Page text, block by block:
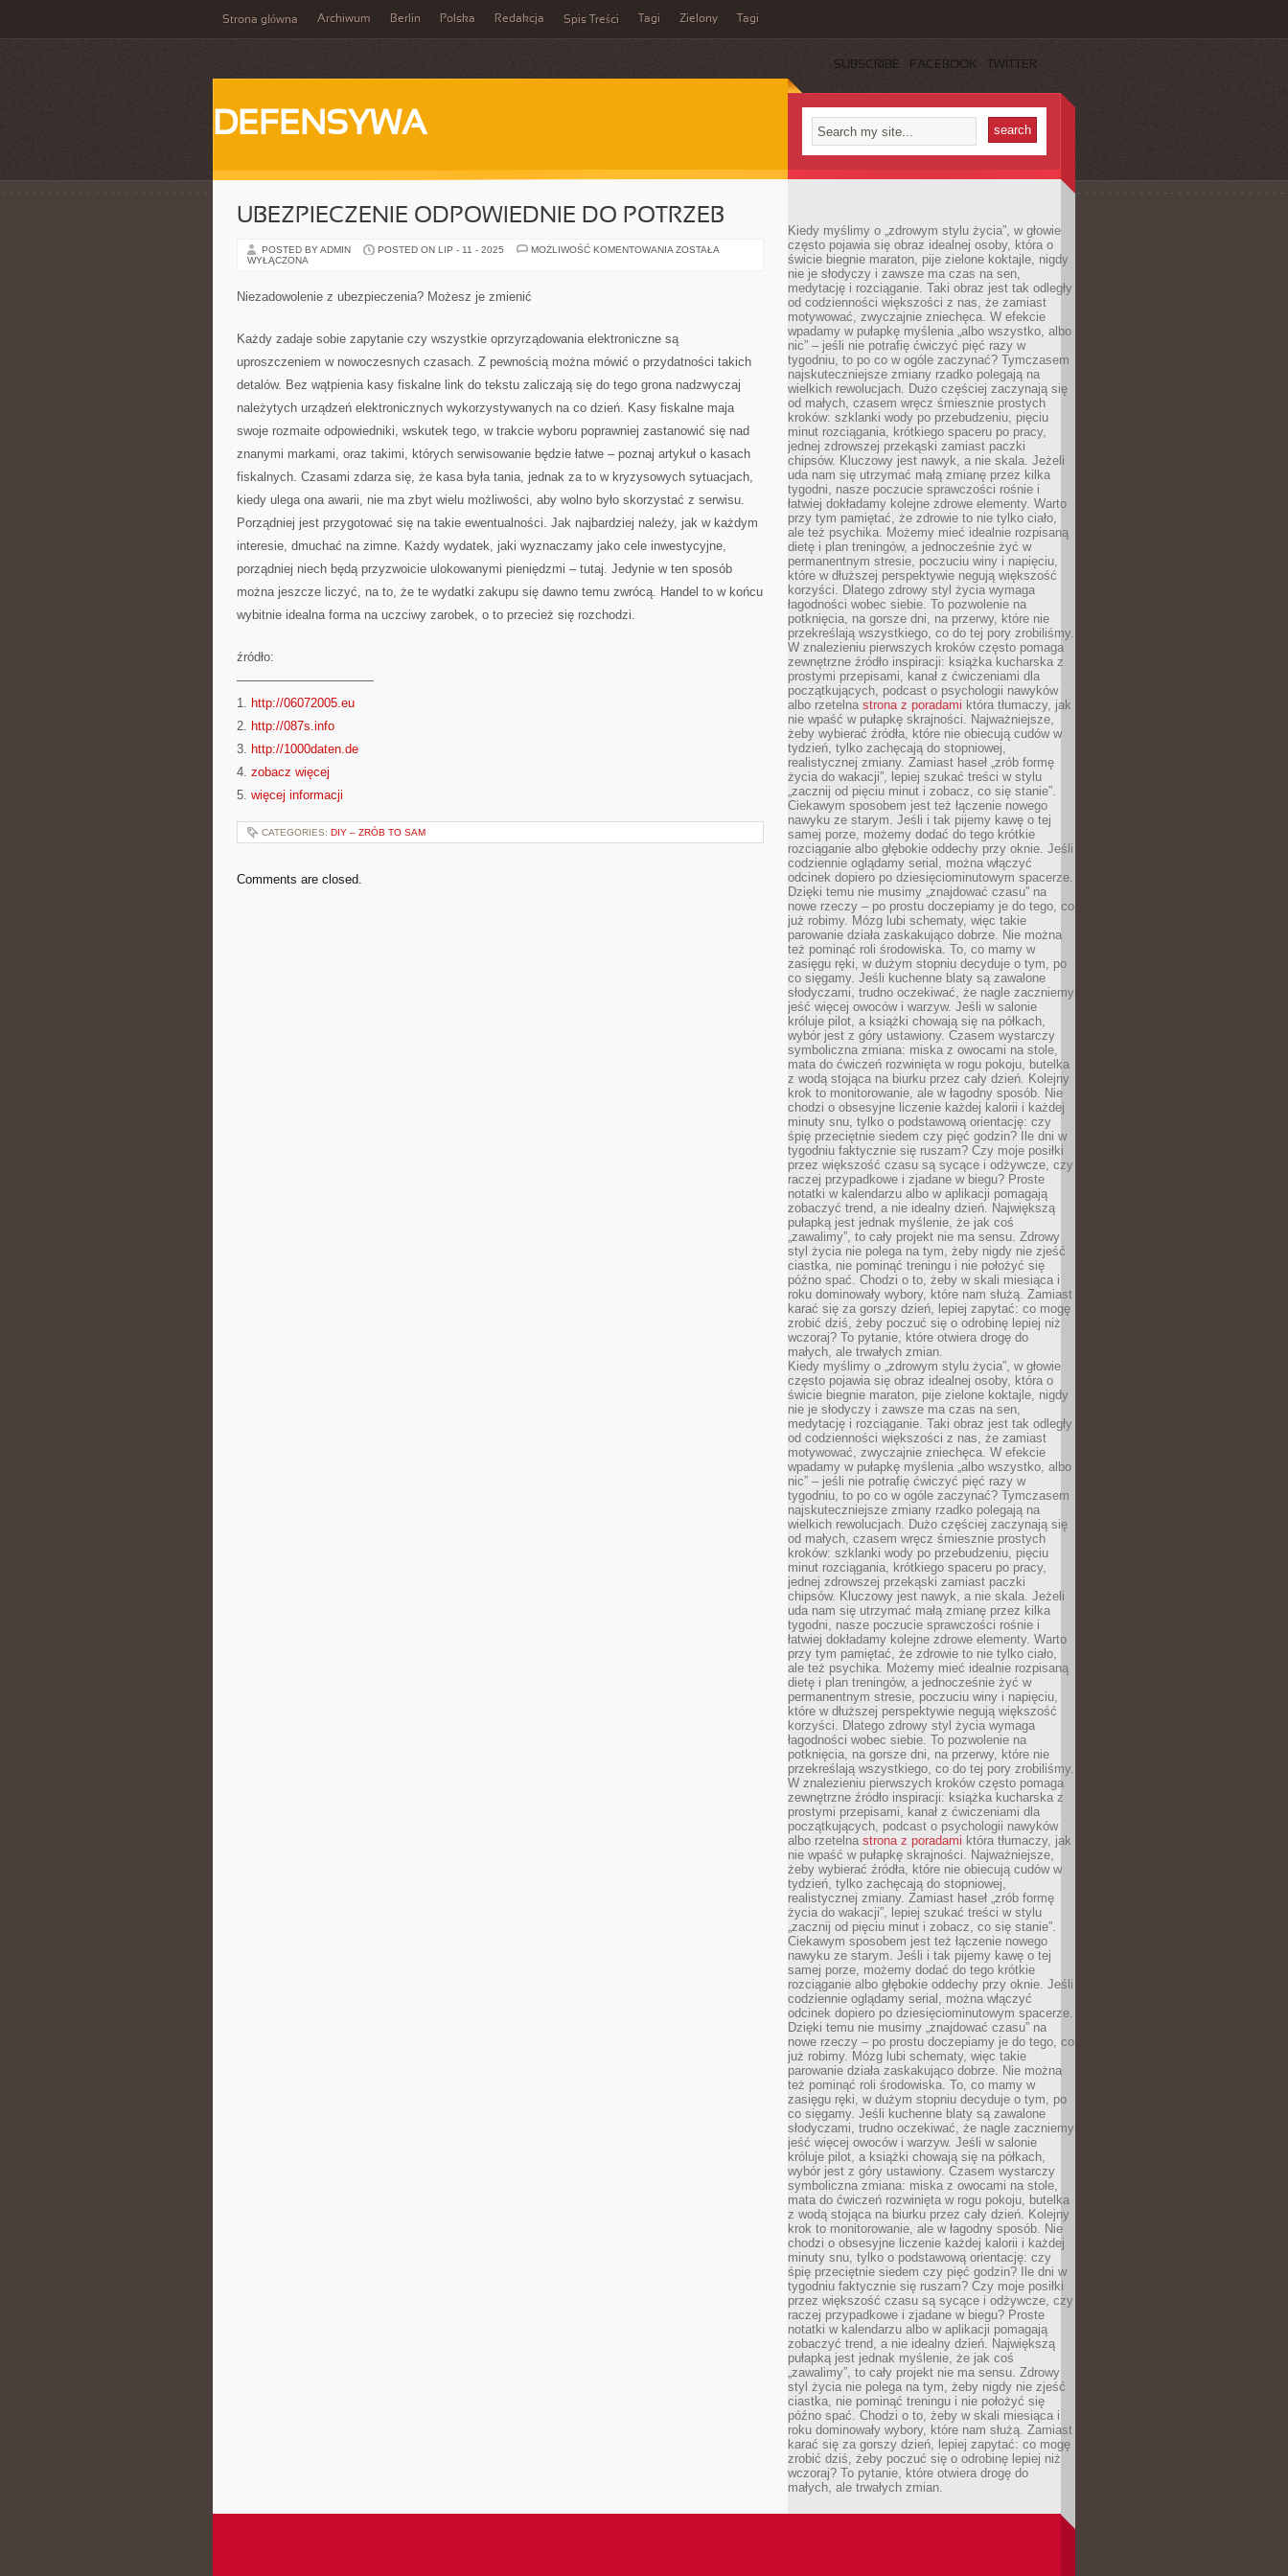
Strona główna Archiwum Berlin Polska Redakcja Spis Treści Tagi Zielony Tagi
SUBSCRIBE FACEBOOK TWITTER
DEFENSYWA
UBEZPIECZENIE ODPOWIEDNIE DO POTRZEB
POSTED BY ADMIN POSTED ON LIP - 11 - 2025 MOŻLIWOŚĆ KOMENTOWANIA UBEZPIECZENIE
ZOSTAŁA
WYŁĄCZONA
Niezadowolenie z ubezpieczenia? Możesz je zmienić
Każdy zadaje sobie zapytanie czy wszystkie oprzyrządowania elektroniczne są
uproszczeniem w nowoczesnych czasach. Z pewnością można mówić o przydatności takich
detalów. Bez wątpienia kasy fiskalne link do tekstu zaliczają się do tego grona nadzwyczaj
należytych urządzeń elektronicznych wykorzystywanych na co dzień. Kasy fiskalne maja
swoje rozmaite odpowiedniki, wskutek tego, w trakcie wyboru poprawniej zastanowić się nad
znanymi markami, oraz takimi, których serwisowanie będzie łatwe – poznaj artykuł o kasach
fiskalnych. Czasami zdarza się, że kasa była tania, jednak za to w kryzysowych sytuacjach,
kiedy ulega ona awarii, nie ma zbyt wielu możliwości, aby wolno było skorzystać z serwisu.
Porządniej jest przygotować się na takie ewentualności. Jak najbardziej należy, jak w każdym
interesie, dmuchać na zimne. Każdy wydatek, jaki wyznaczamy jako cele inwestycyjne,
porządniej niech będą przyzwoicie ulokowanymi pieniędzmi – tutaj. Jedynie w ten sposób
można jeszcze liczyć, na to, że te wydatki zakupu się dawno temu zwrócą. Handel to w końcu
wybitnie idealna forma na uczciwy zarobek, o to przecież się rozchodzi.
źródło:
———————————
1. http://06072005.eu
2. http://087s.info
3. http://1000daten.de
4. zobacz więcej
5. więcej informacji
CATEGORIES: DIY – ZRÓB TO SAM
Comments are closed.
Kiedy myślimy o „zdrowym stylu życia”, w głowie
często pojawia się obraz idealnej osoby, która o
świcie biegnie maraton, pije zielone koktajle, nigdy
nie je słodyczy i zawsze ma czas na sen,
medytację i rozciąganie. Taki obraz jest tak odległy
od codzienności większości z nas, że zamiast
motywować, zwyczajnie zniechęca. W efekcie
wpadamy w pułapkę myślenia „albo wszystko, albo
nic” – jeśli nie potrafię ćwiczyć pięć razy w
tygodniu, to po co w ogóle zaczynać? Tymczasem
najskuteczniejsze zmiany rzadko polegają na
wielkich rewolucjach. Dużo częściej zaczynają się
od małych, czasem wręcz śmiesznie prostych
kroków: szklanki wody po przebudzeniu, pięciu
minut rozciągania, krótkiego spaceru po pracy,
jednej zdrowszej przekąski zamiast paczki
chipsów. Kluczowy jest nawyk, a nie skala. Jeżeli
uda nam się utrzymać małą zmianę przez kilka
tygodni, nasze poczucie sprawczości rośnie i
łatwiej dokładamy kolejne zdrowe elementy. Warto
przy tym pamiętać, że zdrowie to nie tylko ciało,
ale też psychika. Możemy mieć idealnie rozpisaną
dietę i plan treningów, a jednocześnie żyć w
permanentnym stresie, poczuciu winy i napięciu,
które w dłuższej perspektywie negują większość
korzyści. Dlatego zdrowy styl życia wymaga
łagodności wobec siebie. To pozwolenie na
potknięcia, na gorsze dni, na przerwy, które nie
przekreślają wszystkiego, co do tej pory zrobiliśmy.
W znalezieniu pierwszych kroków często pomaga
zewnętrzne źródło inspiracji: książka kucharska z
prostymi przepisami, kanał z ćwiczeniami dla
początkujących, podcast o psychologii nawyków
albo rzetelna strona z poradami która tłumaczy, jak
nie wpaść w pułapkę skrajności. Najważniejsze,
żeby wybierać źródła, które nie obiecują cudów w
tydzień, tylko zachęcają do stopniowej,
realistycznej zmiany. Zamiast haseł „zrób formę
życia do wakacji”, lepiej szukać treści w stylu
„zacznij od pięciu minut i zobacz, co się stanie”.
Ciekawym sposobem jest też łączenie nowego
nawyku ze starym. Jeśli i tak pijemy kawę o tej
samej porze, możemy dodać do tego krótkie
rozciąganie albo głębokie oddechy przy oknie. Jeśli
codziennie oglądamy serial, można włączyć
odcinek dopiero po dziesięciominutowym spacerze.
Dzięki temu nie musimy „znajdować czasu” na
nowe rzeczy – po prostu doczepiamy je do tego, co
już robimy. Mózg lubi schematy, więc takie
parowanie działa zaskakująco dobrze. Nie można
też pominąć roli środowiska. To, co mamy w
zasięgu ręki, w dużym stopniu decyduje o tym, po
co sięgamy. Jeśli kuchenne blaty są zawalone
słodyczami, trudno oczekiwać, że nagle zaczniemy
jeść więcej owoców i warzyw. Jeśli w salonie
króluje pilot, a książki chowają się na półkach,
wybór jest z góry ustawiony. Czasem wystarczy
symboliczna zmiana: miska z owocami na stole,
mata do ćwiczeń rozwinięta w rogu pokoju, butelka
z wodą stojąca na biurku przez cały dzień. Kolejny
krok to monitorowanie, ale w łagodny sposób. Nie
chodzi o obsesyjne liczenie każdej kalorii i każdej
minuty snu, tylko o podstawową orientację: czy
śpię przeciętnie siedem czy pięć godzin? Ile dni w
tygodniu faktycznie się ruszam? Czy moje posiłki
przez większość czasu są sycące i odżywcze, czy
raczej przypadkowe i zjadane w biegu? Proste
notatki w kalendarzu albo w aplikacji pomagają
zobaczyć trend, a nie idealny dzień. Największą
pułapką jest jednak myślenie, że jak coś
„zawalimy”, to cały projekt nie ma sensu. Zdrowy
styl życia nie polega na tym, żeby nigdy nie zjeść
ciastka, nie pominąć treningu i nie położyć się
późno spać. Chodzi o to, żeby w skali miesiąca i
roku dominowały wybory, które nam służą. Zamiast
karać się za gorszy dzień, lepiej zapytać: co mogę
zrobić dziś, żeby poczuć się o odrobinę lepiej niż
wczoraj? To pytanie, które otwiera drogę do
małych, ale trwałych zmian.
Kiedy myślimy o „zdrowym stylu życia”, w głowie
często pojawia się obraz idealnej osoby, która o
świcie biegnie maraton, pije zielone koktajle, nigdy
nie je słodyczy i zawsze ma czas na sen,
medytację i rozciąganie. Taki obraz jest tak odległy
od codzienności większości z nas, że zamiast
motywować, zwyczajnie zniechęca. W efekcie
wpadamy w pułapkę myślenia „albo wszystko, albo
nic” – jeśli nie potrafię ćwiczyć pięć razy w
tygodniu, to po co w ogóle zaczynać? Tymczasem
najskuteczniejsze zmiany rzadko polegają na
wielkich rewolucjach. Dużo częściej zaczynają się
od małych, czasem wręcz śmiesznie prostych
kroków: szklanki wody po przebudzeniu, pięciu
minut rozciągania, krótkiego spaceru po pracy,
jednej zdrowszej przekąski zamiast paczki
chipsów. Kluczowy jest nawyk, a nie skala. Jeżeli
uda nam się utrzymać małą zmianę przez kilka
tygodni, nasze poczucie sprawczości rośnie i
łatwiej dokładamy kolejne zdrowe elementy. Warto
przy tym pamiętać, że zdrowie to nie tylko ciało,
ale też psychika. Możemy mieć idealnie rozpisaną
dietę i plan treningów, a jednocześnie żyć w
permanentnym stresie, poczuciu winy i napięciu,
które w dłuższej perspektywie negują większość
korzyści. Dlatego zdrowy styl życia wymaga
łagodności wobec siebie. To pozwolenie na
potknięcia, na gorsze dni, na przerwy, które nie
przekreślają wszystkiego, co do tej pory zrobiliśmy.
W znalezieniu pierwszych kroków często pomaga
zewnętrzne źródło inspiracji: książka kucharska z
prostymi przepisami, kanał z ćwiczeniami dla
początkujących, podcast o psychologii nawyków
albo rzetelna strona z poradami która tłumaczy, jak
nie wpaść w pułapkę skrajności. Najważniejsze,
żeby wybierać źródła, które nie obiecują cudów w
tydzień, tylko zachęcają do stopniowej,
realistycznej zmiany. Zamiast haseł „zrób formę
życia do wakacji”, lepiej szukać treści w stylu
„zacznij od pięciu minut i zobacz, co się stanie”.
Ciekawym sposobem jest też łączenie nowego
nawyku ze starym. Jeśli i tak pijemy kawę o tej
samej porze, możemy dodać do tego krótkie
rozciąganie albo głębokie oddechy przy oknie. Jeśli
codziennie oglądamy serial, można włączyć
odcinek dopiero po dziesięciominutowym spacerze.
Dzięki temu nie musimy „znajdować czasu” na
nowe rzeczy – po prostu doczepiamy je do tego, co
już robimy. Mózg lubi schematy, więc takie
parowanie działa zaskakująco dobrze. Nie można
też pominąć roli środowiska. To, co mamy w
zasięgu ręki, w dużym stopniu decyduje o tym, po
co sięgamy. Jeśli kuchenne blaty są zawalone
słodyczami, trudno oczekiwać, że nagle zaczniemy
jeść więcej owoców i warzyw. Jeśli w salonie
króluje pilot, a książki chowają się na półkach,
wybór jest z góry ustawiony. Czasem wystarczy
symboliczna zmiana: miska z owocami na stole,
mata do ćwiczeń rozwinięta w rogu pokoju, butelka
z wodą stojąca na biurku przez cały dzień. Kolejny
krok to monitorowanie, ale w łagodny sposób. Nie
chodzi o obsesyjne liczenie każdej kalorii i każdej
minuty snu, tylko o podstawową orientację: czy
śpię przeciętnie siedem czy pięć godzin? Ile dni w
tygodniu faktycznie się ruszam? Czy moje posiłki
przez większość czasu są sycące i odżywcze, czy
raczej przypadkowe i zjadane w biegu? Proste
notatki w kalendarzu albo w aplikacji pomagają
zobaczyć trend, a nie idealny dzień. Największą
pułapką jest jednak myślenie, że jak coś
„zawalimy”, to cały projekt nie ma sensu. Zdrowy
styl życia nie polega na tym, żeby nigdy nie zjeść
ciastka, nie pominąć treningu i nie położyć się
późno spać. Chodzi o to, żeby w skali miesiąca i
roku dominowały wybory, które nam służą. Zamiast
karać się za gorszy dzień, lepiej zapytać: co mogę
zrobić dziś, żeby poczuć się o odrobinę lepiej niż
wczoraj? To pytanie, które otwiera drogę do
małych, ale trwałych zmian.